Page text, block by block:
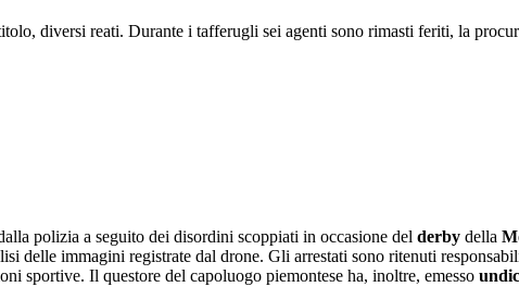
diversi reati. Durante i tafferugli sei agenti sono rimasti feriti, la
polizia a seguito dei disordini scoppiati in occasione del derby della
delle immagini registrate dal drone. Gli arrestati sono ritenuti
sportive. Il questore del capoluogo piemontese ha, inoltre, emesso